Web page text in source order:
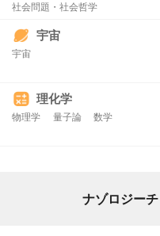
社会問題・社会哲学
宇宙
宇宙
理化学
物理学 量子論 数学
ナゾロジー